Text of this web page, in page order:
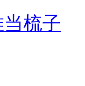
梳子